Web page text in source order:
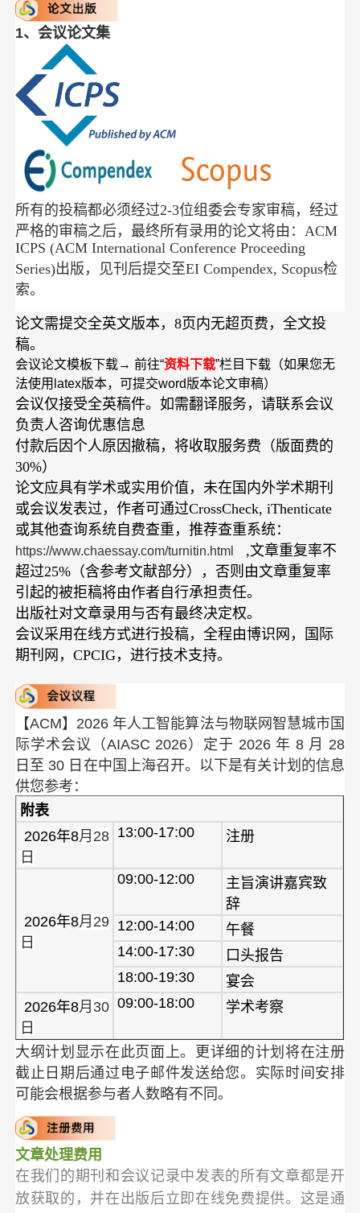
1、会议论文集
所有的投稿都必须经过2-3位组委会专家审稿，经过
严格的审稿之后，最终所有录用的论文将由：ACM
ICPS (ACM International Conference Proceeding
Series)出版，见刊后提交至EI Compendex, Scopus检
索。
论文需提交全英文版本，8页内无超页费，全文投
稿。
会议论文模板下载→ 前往“资料下载”栏目下载（如果您无
法使用latex版本，可提交word版本论文审稿）
会议仅接受全英稿件。如需翻译服务，请联系会议
负责人咨询优惠信息
付款后因个人原因撤稿，将收取服务费（版面费的
30%）
论文应具有学术或实用价值，未在国内外学术期刊
或会议发表过，作者可通过CrossCheck, iThenticate
或其他查询系统自费查重，推荐查重系统：
https://www.chaessay.com/turnitin.html
,文章重复率不
超过25%（含参考文献部分），否则由文章重复率
引起的被拒稿将由作者自行承担责任。
出版社对文章录用与否有最终决定权。
会议采用在线方式进行投稿，全程由博识网，国际
期刊网，CPCIG，进行技术支持。
【ACM】2026 年人工智能算法与物联网智慧城市国
际学术会议（AIASC 2026）定于 2026 年 8 月 28
日至 30 日在中国上海召开。以下是有关计划的信息
供您参考：
附表
2026年8月28
日
13:00-17:00 注册
2026年8月29
日
09:00-12:00
主旨演讲嘉宾致
辞
12:00-14:00
午餐
14:00-17:30
口头报告
18:00-19:30
宴会
2026年8月30
日
09:00-18:00 学术考察
大纲计划显示在此页面上。更详细的计划将在注册
截止日期后通过电子邮件发送给您。实际时间安排
可能会根据参与者人数略有不同。
文章处理费用
在我们的期刊和会议记录中发表的所有文章都是开
放获取的，并在出版后立即在线免费提供。这是通